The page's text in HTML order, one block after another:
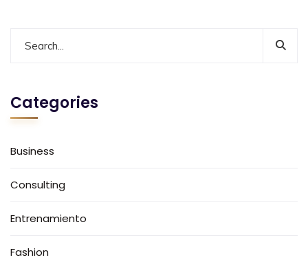
Categories
Business
Consulting
Entrenamiento
Fashion